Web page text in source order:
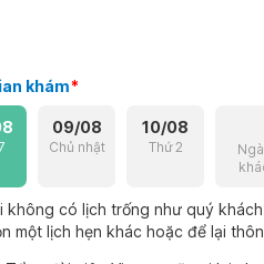
khám*
09/08
Chủ nhật
10/08
Thứ 2
không có lịch trống như quý
một lịch hẹn khác hoặc để lại